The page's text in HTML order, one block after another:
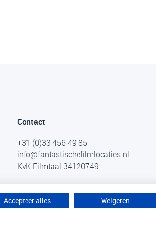
Contact
+31 (0)33 456 49 85
info@fantastischefilmlocaties.nl
KvK Filmtaal 34120749
Accepteer alles Weigeren